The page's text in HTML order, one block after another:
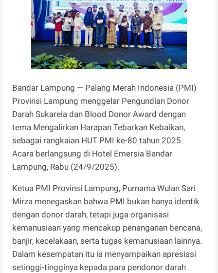
Bandar Lampung — Palang Merah Indonesia (PMI)
Provinsi Lampung menggelar Pengundian Donor
Darah Sukarela dan Blood Donor Award dengan
tema Mengalirkan Harapan Tebarkan Kebaikan,
sebagai rangkaian HUT PMI ke-80 tahun 2025.
Acara berlangsung di Hotel Emersia Bandar
Lampung, Rabu (24/9/2025).
Ketua PMI Provinsi Lampung, Purnama Wulan Sari
Mirza menegaskan bahwa PMI bukan hanya identik
dengan donor darah, tetapi juga organisasi
kemanusiaan yang mencakup penanganan bencana,
banjir, kecelakaan, serta tugas kemanusiaan lainnya.
Dalam kesempatan itu ia menyampaikan apresiasi
setinggi-tingginya kepada para pendonor darah